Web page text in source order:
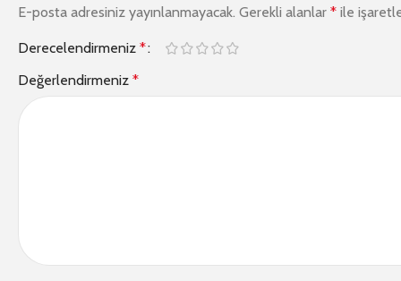
E-posta adresiniz yayınlanmayacak. Gerekli alanlar * ile
Derecelendirmeniz *
Değerlendirmeniz *